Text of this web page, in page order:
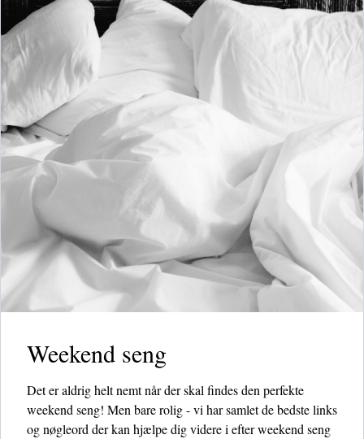
Weekend seng
Det er aldrig helt nemt når der skal findes den perfekte
weekend seng! Men bare rolig - vi har samlet de bedste links
og nøgleord der kan hjælpe dig videre i efter weekend seng